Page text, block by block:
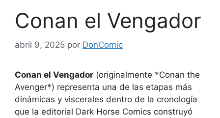
Conan el Vengador
abril 9, 2025 por DonComic
Conan el Vengador (originalmente *Conan the
Avenger*) representa una de las etapas más
dinámicas y viscerales dentro de la cronología
que la editorial Dark Horse Comics construyó